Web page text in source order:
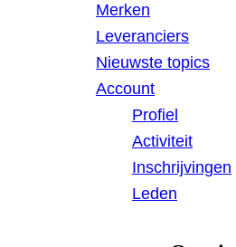
Merken
Leveranciers
Nieuwste topics
Account
Profiel
Activiteit
Inschrijvingen
Leden